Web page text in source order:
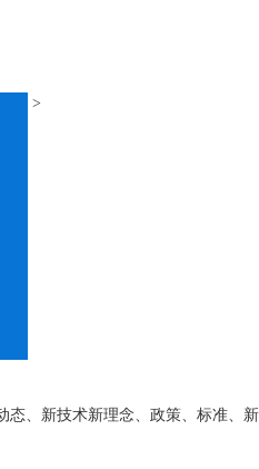
>
态、新技术新理念、政策、标准、新